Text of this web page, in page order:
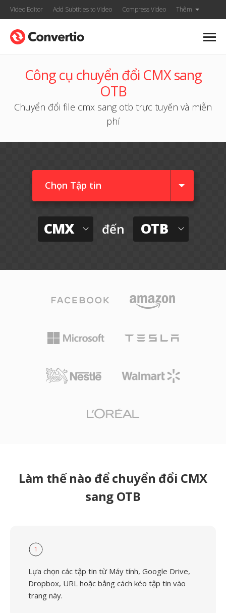
Video Editor Add Subtitles to Video Compress Video Thêm
Công cụ chuyển đổi CMX sang
OTB
Chuyển đổi file cmx sang otb trực tuyến và miễn
phí
Chọn Tập tin
CMX đến OTB
Làm thế nào để chuyển đổi CMX
sang OTB
1
Lựa chọn các tập tin từ Máy tính, Google Drive,
Dropbox, URL hoặc bằng cách kéo tập tin vào
trang này.